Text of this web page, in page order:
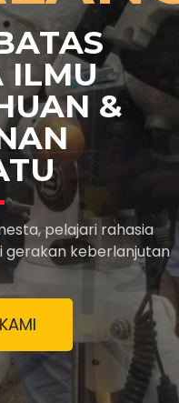
ILMU
&
pelajari rahasia
gerakan keberlanjutan